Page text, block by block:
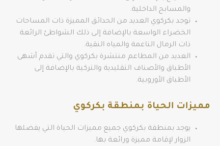
والمسابح الداخلية.
توجد بكركوي العديد من الحدائق المميزة ذات المساحات
الخضراء الواسعة بالإضافة إلى ذلك الشواطئ الرائعة
ذات الرمال الناعمة والمياه النقية.
العديد من المطاعم منتشرة بكركوي والتي تقدم أشهى
الأطباق والأصناف التقليدية والتركية بالإضافة إلى
الأطباق الأوروبية.
مميزات الحياة بمنطقة بكركوي
يوجد بمنطقة بكركوي جميع مميزات الحياة التي يفضلها
الزوار لإقامة مميزة ورائعة بها.